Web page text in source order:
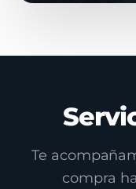
Te
compra